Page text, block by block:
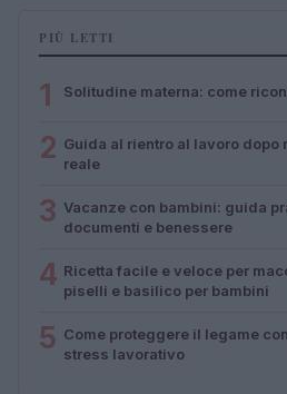
PIÙ LETTI
1 Solitudine materna: come
2 Guida al rientro al lavoro
reale
3 Vacanze con bambini: guida
documenti e benessere
4 Ricetta facile e veloce per
piselli e basilico per bambini
5 Come proteggere il legame
stress lavorativo